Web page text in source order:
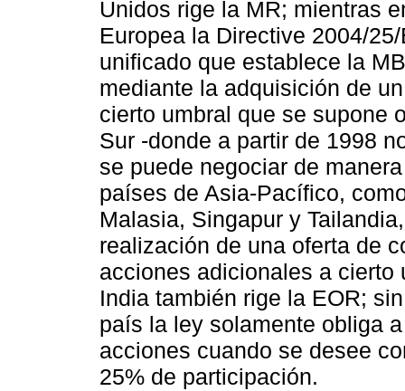
Unidos rige la MR; mientras
Europea la Directive 2004/
unificado que establece la
mediante la adquisición de
cierto umbral que se supone
Sur -donde a partir de 1998
se puede negociar de
países de Asia-Pacífico,
Malasia, Singapur y
realización de una oferta de
acciones adicionales a cierto
India también rige la EOR;
país la ley solamente obliga
acciones cuando se desee
25% de participación.